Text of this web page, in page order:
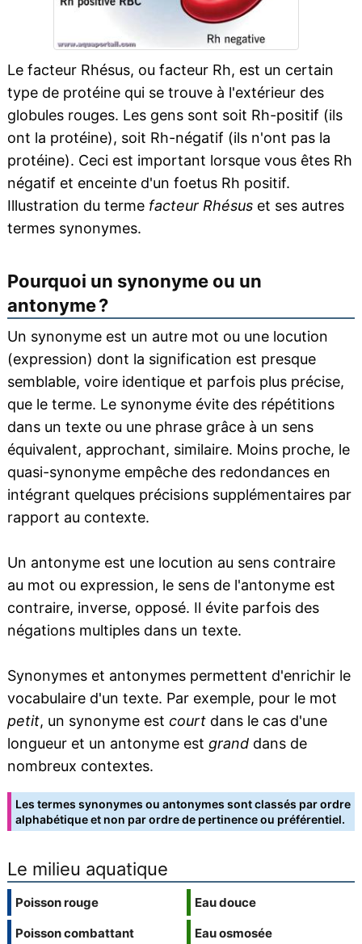
Le facteur Rhésus, ou facteur Rh, est un certain
type de protéine qui se trouve à l'extérieur des
globules rouges. Les gens sont soit Rh-positif (ils
ont la protéine), soit Rh-négatif (ils n'ont pas la
protéine). Ceci est important lorsque vous êtes Rh
négatif et enceinte d'un foetus Rh positif.
Illustration du terme facteur Rhésuset ses autres
termes synonymes.
Pourquoi un synonyme ou un
antonyme ?
Un synonyme est un autre mot ou une locution
(expression) dont la signification est presque
semblable, voire identique et parfois plus précise,
que le terme. Le synonyme évite des répétitions
dans un texte ou une phrase grâce à un sens
équivalent, approchant, similaire. Moins proche, le
quasi-synonyme empêche des redondances en
intégrant quelques précisions supplémentaires par
rapport au contexte.
Un antonyme est une locution au sens contraire
au mot ou expression, le sens de l'antonyme est
contraire, inverse, opposé. Il évite parfois des
négations multiples dans un texte.
Synonymes et antonymes permettent d'enrichir le
vocabulaire d'un texte. Par exemple, pour le mot
petit, un synonyme est courtdans le cas d'une
longueur et un antonyme est granddans de
nombreux contextes.
Les termes synonymes ou antonymes sont classés par ordre
alphabétique et non par ordre de pertinence ou préférentiel.
Le milieu aquatique
Poisson rouge
Poisson combattant
Eau douce
Eau osmosée